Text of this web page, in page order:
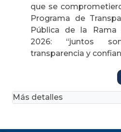
que se
Programa de
Pública de la Rama
2026: “juntos
transparencia y
Más detalles